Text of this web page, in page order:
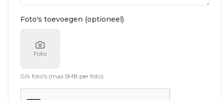
Foto's toevoegen (optioneel)
Foto
0/4 foto's (max 5MB per foto)